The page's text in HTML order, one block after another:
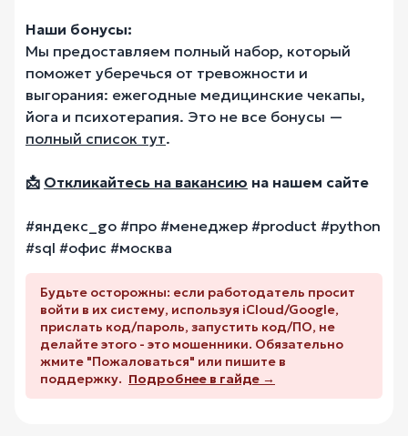
Наши бонусы:
Мы предоставляем полный набор, который
поможет уберечься от тревожности и
выгорания: ежегодные медицинские чекапы,
йога и психотерапия. Это не все бонусы —
полный список тут.
📩 Откликайтесь на вакансию на нашем сайте
#яндекс_go #про #менеджер #product #python
#sql #офис #москва
Будьте осторожны: если работодатель просит
войти в их систему, используя iCloud/Google,
прислать код/пароль, запустить код/ПО, не
делайте этого - это мошенники. Обязательно
жмите "Пожаловаться" или пишите в
поддержку. Подробнее в гайде →